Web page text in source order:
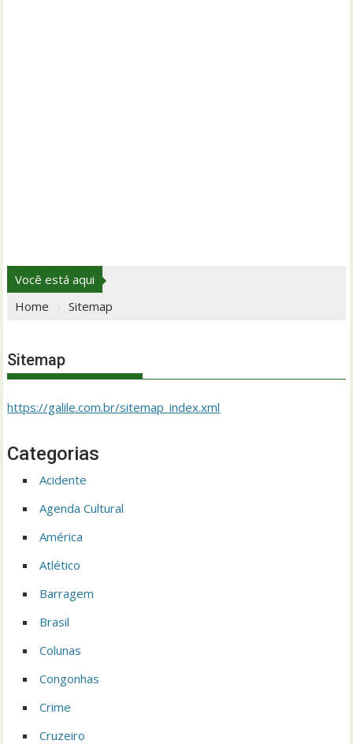
Você está aqui
Home
Sitemap
Sitemap
https://galile.com.br/sitemap_index.xml
Categorias
Acidente
Agenda Cultural
América
Atlético
Barragem
Brasil
Colunas
Congonhas
Crime
Cruzeiro